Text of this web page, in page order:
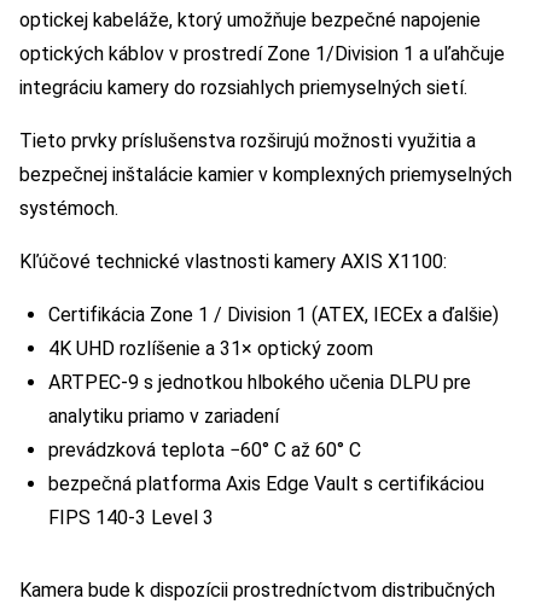
optickej kabeláže, ktorý umožňuje bezpečné napojenie
optických káblov v prostredí Zone 1/Division 1 a uľahčuje
integráciu kamery do rozsiahlych priemyselných sietí.
Tieto prvky príslušenstva rozširujú možnosti využitia a
bezpečnej inštalácie kamier v komplexných priemyselných
systémoch.
Kľúčové technické vlastnosti kamery AXIS X1100:
Certifikácia Zone 1 / Division 1 (ATEX, IECEx a ďalšie)
4K UHD rozlíšenie a 31× optický zoom
ARTPEC-9 s jednotkou hlbokého učenia DLPU pre
analytiku priamo v zariadení
prevádzková teplota −60° C až 60° C
bezpečná platforma Axis Edge Vault s certifikáciou
FIPS 140-3 Level 3
Kamera bude k dispozícii prostredníctvom distribučných